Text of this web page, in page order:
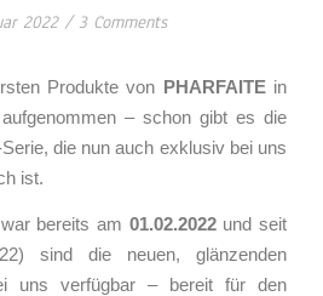
2022 / 3 Comments
Produkte von PHARFAITEin
– schon gibt es die
die nun auch exklusiv bei uns
ist.
bereits am 01.02.2022und seit
sind die neuen, glänzenden
uns verfügbar – bereit für den